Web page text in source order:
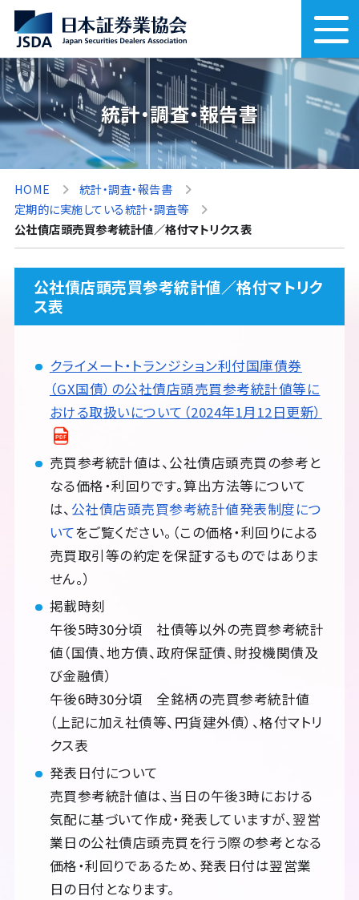
統計・調査・報告書
HOME
統計・調査・報告書
定期的に実施している統計・調査等
公社債店頭売買参考統計値／格付マトリクス表
公社債店頭売買参考統計値／格付マトリク
ス表
クライメート・トランジション利付国庫債券
（GX国債）の公社債店頭売買参考統計値等に
おける取扱いについて（2024年1月12日更新）
売買参考統計値は、公社債店頭売買の参考と
なる価格・利回りです。算出方法等について
は、 公社債店頭売買参考統計値発表制度につ
いてをご覧ください。（この価格・利回りによる
売買取引等の約定を保証するものではありま
せん。）
掲載時刻
午後5時30分頃 社債等以外の売買参考統計
値（国債、地方債、政府保証債、財投機関債及
び金融債）
午後6時30分頃 全銘柄の売買参考統計値
（上記に加え社債等、円貨建外債）、格付マトリ
クス表
発表日付について
売買参考統計値は、当日の午後3時における
気配に基づいて作成・発表していますが、翌営
業日の公社債店頭売買を行う際の参考となる
価格・利回りであるため、発表日付は翌営業
日の日付となります。